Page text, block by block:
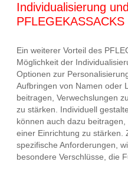
Individualisierung
PFLEGEKASSACKS
Ein weiterer Vorteil des
Möglichkeit der
Optionen zur
Aufbringen von Namen oder
beitragen, Verwechslungen
zu stärken. Individuell
können auch dazu
einer Einrichtung zu stärken.
spezifische Anforderungen,
besondere Verschlüsse, die